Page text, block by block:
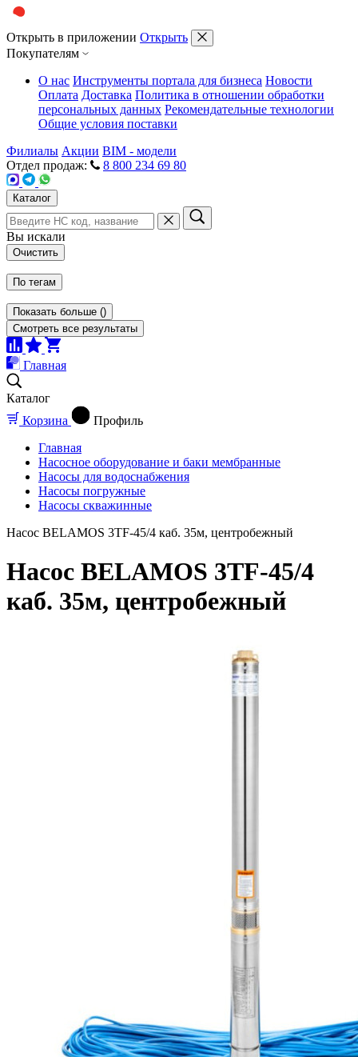
Открыть в приложении Открыть
Покупателям
О нас Инструменты портала для бизнеса Новости
Оплата Доставка Политика в отношении обработки
персональных данных Рекомендательные технологии
Общие условия поставки
Филиалы Акции BIM - модели
Отдел продаж:
8 800 234 69 80
Каталог
Вы искали
Очистить
По тегам
Показать больше ()
Смотреть все результаты
Главная
Каталог
Корзина
Профиль
Главная
Насосное оборудование и баки мембранные
Насосы для водоснабжения
Насосы погружные
Насосы скважинные
Насос BELAMOS 3TF-45/4 каб. 35м, центробежный
Насос BELAMOS 3TF-45/4
каб. 35м, центробежный